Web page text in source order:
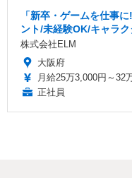
「新卒・ゲームを仕事
ント/未経験OK/キャラ
株式会社ELM
大阪府
月給25万3,000円～32
正社員